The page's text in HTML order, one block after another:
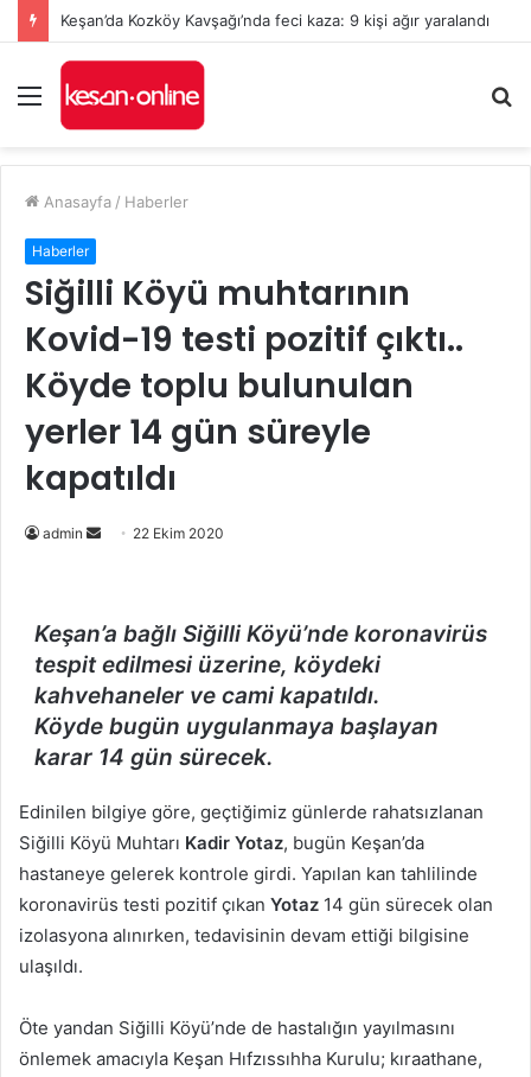
Keşan’da Kozköy Kavşağı’nda feci kaza: 9 kişi ağır yaralandı
Menü
...
Anasayfa / Haberler
Haberler
Siğilli Köyü muhtarının
Kovid-19 testi pozitif çıktı..
Köyde toplu bulunulan
yerler 14 gün süreyle
kapatıldı
admin
Bir
22 Ekim 2020
Keşan’a bağlı Siğilli Köyü’nde koronavirüs
tespit edilmesi üzerine, köydeki
kahvehaneler ve cami kapatıldı.
Köyde bugün uygulanmaya başlayan
karar 14 gün sürecek.
Edinilen bilgiye göre, geçtiğimiz günlerde rahatsızlanan
Siğilli Köyü Muhtarı Kadir Yotaz, bugün Keşan’da
hastaneye gelerek kontrole girdi. Yapılan kan tahlilinde
koronavirüs testi pozitif çıkan Yotaz 14 gün sürecek olan
izolasyona alınırken, tedavisinin devam ettiği bilgisine
ulaşıldı.
Öte yandan Siğilli Köyü’nde de hastalığın yayılmasını
önlemek amacıyla Keşan Hıfzıssıhha Kurulu; kıraathane,